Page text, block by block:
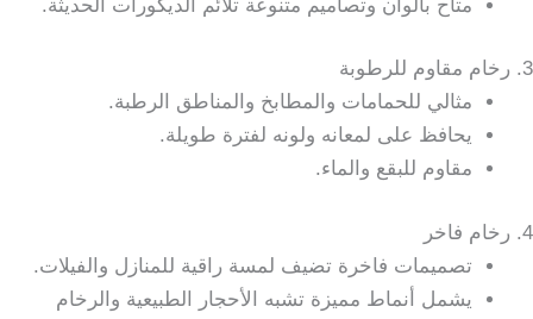
متاح بألوان وتصاميم متنوعة تلائم الديكورات الحديثة.
3. رخام مقاوم للرطوبة
مثالي للحمامات والمطابخ والمناطق الرطبة.
يحافظ على لمعانه ولونه لفترة طويلة.
مقاوم للبقع والماء.
4. رخام فاخر
تصميمات فاخرة تضيف لمسة راقية للمنازل والفيلات.
يشمل أنماط مميزة تشبه الأحجار الطبيعية والرخام